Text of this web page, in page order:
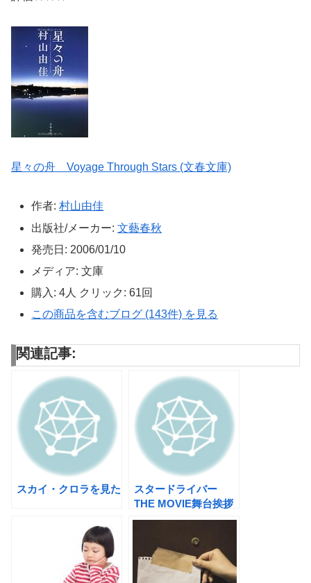
星々の舟 Voyage Through Stars (文春文庫)
作者: 村山由佳
出版社/メーカー: 文藝春秋
発売日: 2006/01/10
メディア: 文庫
購入 : 4人 クリック : 61回
この商品を含むブログ (143件) を見る
関連記事:
スカイ・クロラを見た
スタードライバー
THE MOVIE舞台挨拶
付き